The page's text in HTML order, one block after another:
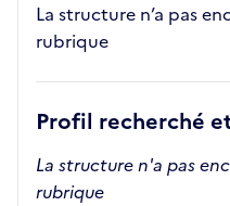
La structure n’a pas
rubrique
Profil recherché
La structure n'a pas
rubrique